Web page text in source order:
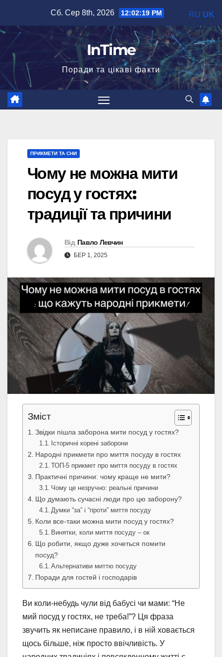
вмісту
Сб. Сер 8th, 2026 12:02:20 PM
InTime
Поради та цікаві факти
ПРИКМЕТИ ТА СНИ
Чому не можна мити
посуд у гостях:
традиції та причини
Від Павло Левчин
БЕР 1, 2025
Зміст
Звідки пішла заборона мити посуд у гостях?
Історичні корені заборони
Народні прикмети про миття посуду в гостях
ТОП-5 прикмет про миття посуду в гостях
Практичні причини: чому краще не мити?
Чому це незручно: реальні причини
Що думають сучасні люди про цю заборону?
Думки “за” і “проти” миття посуду
Коли все-таки можна мити посуд у гостях?
Винятки, коли миття посуду – ок
Що робити, якщо дуже хочеться помити
посуд?
Альтернативи миттю посуду
Поради для гостей і господарів
Ви коли-небудь чули від бабусі чи мами: “Не
мий посуд у гостях, не треба!”? Ця фраза
звучить як неписане правило, і в ній ховається
щось більше, ніж просто ввічливість. У
RU UK